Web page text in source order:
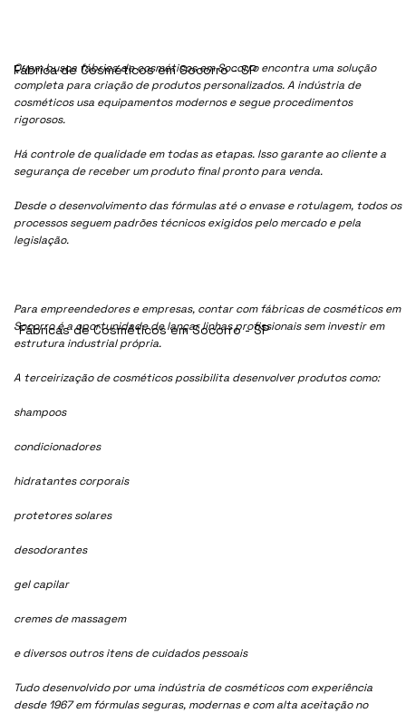
Quem busca fábrica de cosméticos em Socorro encontra uma solução
completa para criação de produtos personalizados. A indústria de
cosméticos usa equipamentos modernos e segue procedimentos
rigorosos.
Há controle de qualidade em todas as etapas. Isso garante ao cliente a
segurança de receber um produto final pronto para venda.
Desde o desenvolvimento das fórmulas até o envase e rotulagem, todos os
processos seguem padrões técnicos exigidos pelo mercado e pela
legislação.
Para empreendedores e empresas, contar com fábricas de cosméticos em
Socorro é a oportunidade de lançar linhas profissionais sem investir em
estrutura industrial própria.
A terceirização de cosméticos possibilita desenvolver produtos como:
shampoos
condicionadores
hidratantes corporais
protetores solares
desodorantes
gel capilar
cremes de massagem
e diversos outros itens de cuidados pessoais
Tudo desenvolvido por uma indústria de cosméticos com experiência
desde 1967 em fórmulas seguras, modernas e com alta aceitação no
Fábrica de Cosméticos em Socorro - SP
Fábricas de Cosméticos em Socorro - SP